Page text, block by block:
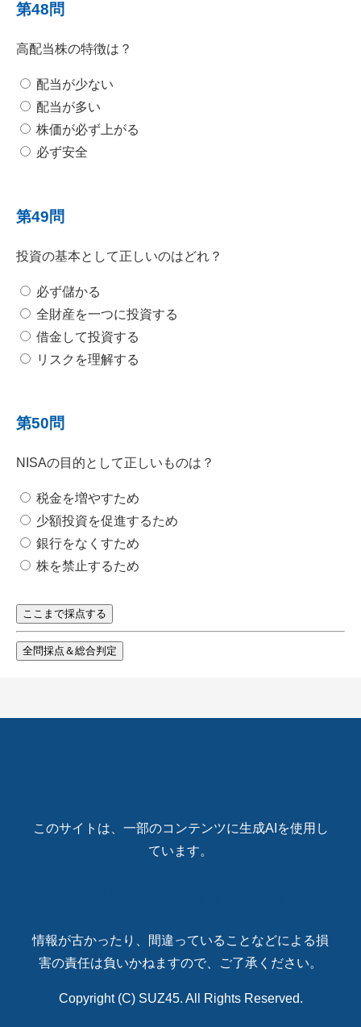
第48問
高配当株の特徴は？
配当が少ない
配当が多い
株価が必ず上がる
必ず安全
第49問
投資の基本として正しいのはどれ？
必ず儲かる
全財産を一つに投資する
借金して投資する
リスクを理解する
第50問
NISAの目的として正しいものは？
税金を増やすため
少額投資を促進するため
銀行をなくすため
株を禁止するため
ここまで採点する
全問採点＆総合判定
このサイトは、一部のコンテンツに生成AIを使用し
ています。
情報が古かったり、間違っていることなどによる損
害の責任は負いかねますので、ご了承ください。
Copyright (C) SUZ45. All Rights Reserved.